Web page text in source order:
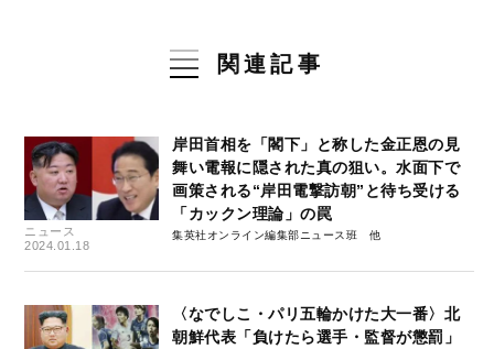
関連記事
ニュース
2024.01.18
岸田首相を「閣下」と称した金正恩の見
舞い電報に隠された真の狙い。水面下で
画策される“岸田電撃訪朝”と待ち受ける
「カックン理論」の罠
集英社オンライン編集部ニュース班
〈なでしこ・パリ五輪かけた大一番〉北
朝鮮代表「負けたら選手・監督が懲罰」